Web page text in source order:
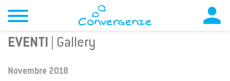

EVENTI | Gallery
Novembre 2018